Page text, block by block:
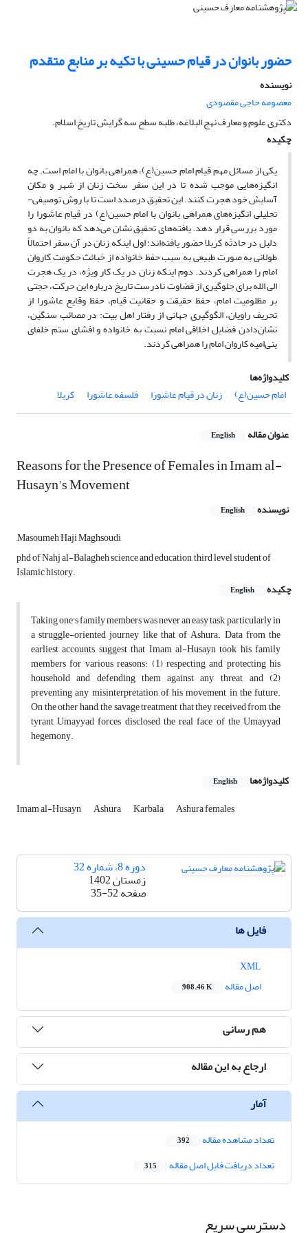
حضور بانوان در قیام حسینی با تکیه بر منابع متقدم
نویسنده
معصومه حاجی مقصودی
دکتری علوم و معارف نهج البلاغه، طلبه سطح سه گرایش تاریخ اسلام.
چکیده
یکی از مسائل مهم قیام امام حسین(ع)، همراهی بانوان با امام است. چه
انگیزه‌هایی موجب شده تا در این سفر سخت زنان از شهر و مکان
آسایش خود هجرت کنند. این تحقیق درصدد است تا با روش توصیفی-
تحلیلی انگیزه‌های همراهی بانوان با امام حسین(ع) در قیام عاشورا را
مورد بررسی قرار دهد. یافته‌های تحقیق نشان می‌دهد که بانوان به دو
دلیل در حادثه کربلا حضور یافته‌اند: اول اینکه زنان در آن سفر احتمالاً
طولانی به صورت طبیعی به سبب حفظ خانواده از خبائث حکومت کاروان
امام را همراهی کردند. دوم اینکه زنان در یک کار ویژه‌، در یک هجرت
الی الله برای جلوگیری از قضاوت نادرست تاریخ درباره این حرکت، حجتی
بر مظلومیت امام، حفظ حقیقت و حقانیت قیام، حفظ وقایع عاشورا از
تحریف راویان، الگوگیری جهانی از رفتار اهل بیت: در مصائب سنگین،
نشان‌دادن فضایل اخلاقی امام نسبت به خانواده و افشای ستم خلفای
بنی‌امیه کاروان امام را همراهی کردند.
کلیدواژه‌ها
امام حسین(ع)
زنان در قیام عاشورا فلسفه عاشورا کربلا
عنوان مقاله English
Reasons for the Presence of Females in Imam al-
Husayn's Movement
نویسنده English
,Masoumeh Haji Maghsoudi
phd of Nahj al-Balagheh science and education, third level student of
Islamic history.
چکیده
English
Taking one's family members was never an easy task, particularly in
a struggle-oriented journey like that of Ashura. Data from the
earliest accounts suggest that Imam al-Husayn took his family
members for various reasons: (1) respecting and protecting his
household and defending them against any threat, and (2)
preventing any misinterpretation of his movement in the future.
On the other hand, the savage treatment that they received from the
tyrant Umayyad forces disclosed the real face of the Umayyad
hegemony.
کلیدواژه‌ها English
Imam al-Husayn Ashura Karbala Ashura females
دوره 8، شماره 32
زمستان 1402
صفحه35-52
فایل ها
اصل مقاله
908.46 K
هم رسانی
ارجاع به این مقاله
آمار
تعداد مشاهده مقاله 392
تعداد دریافت فایل اصل مقاله 315
دسترسی سریع